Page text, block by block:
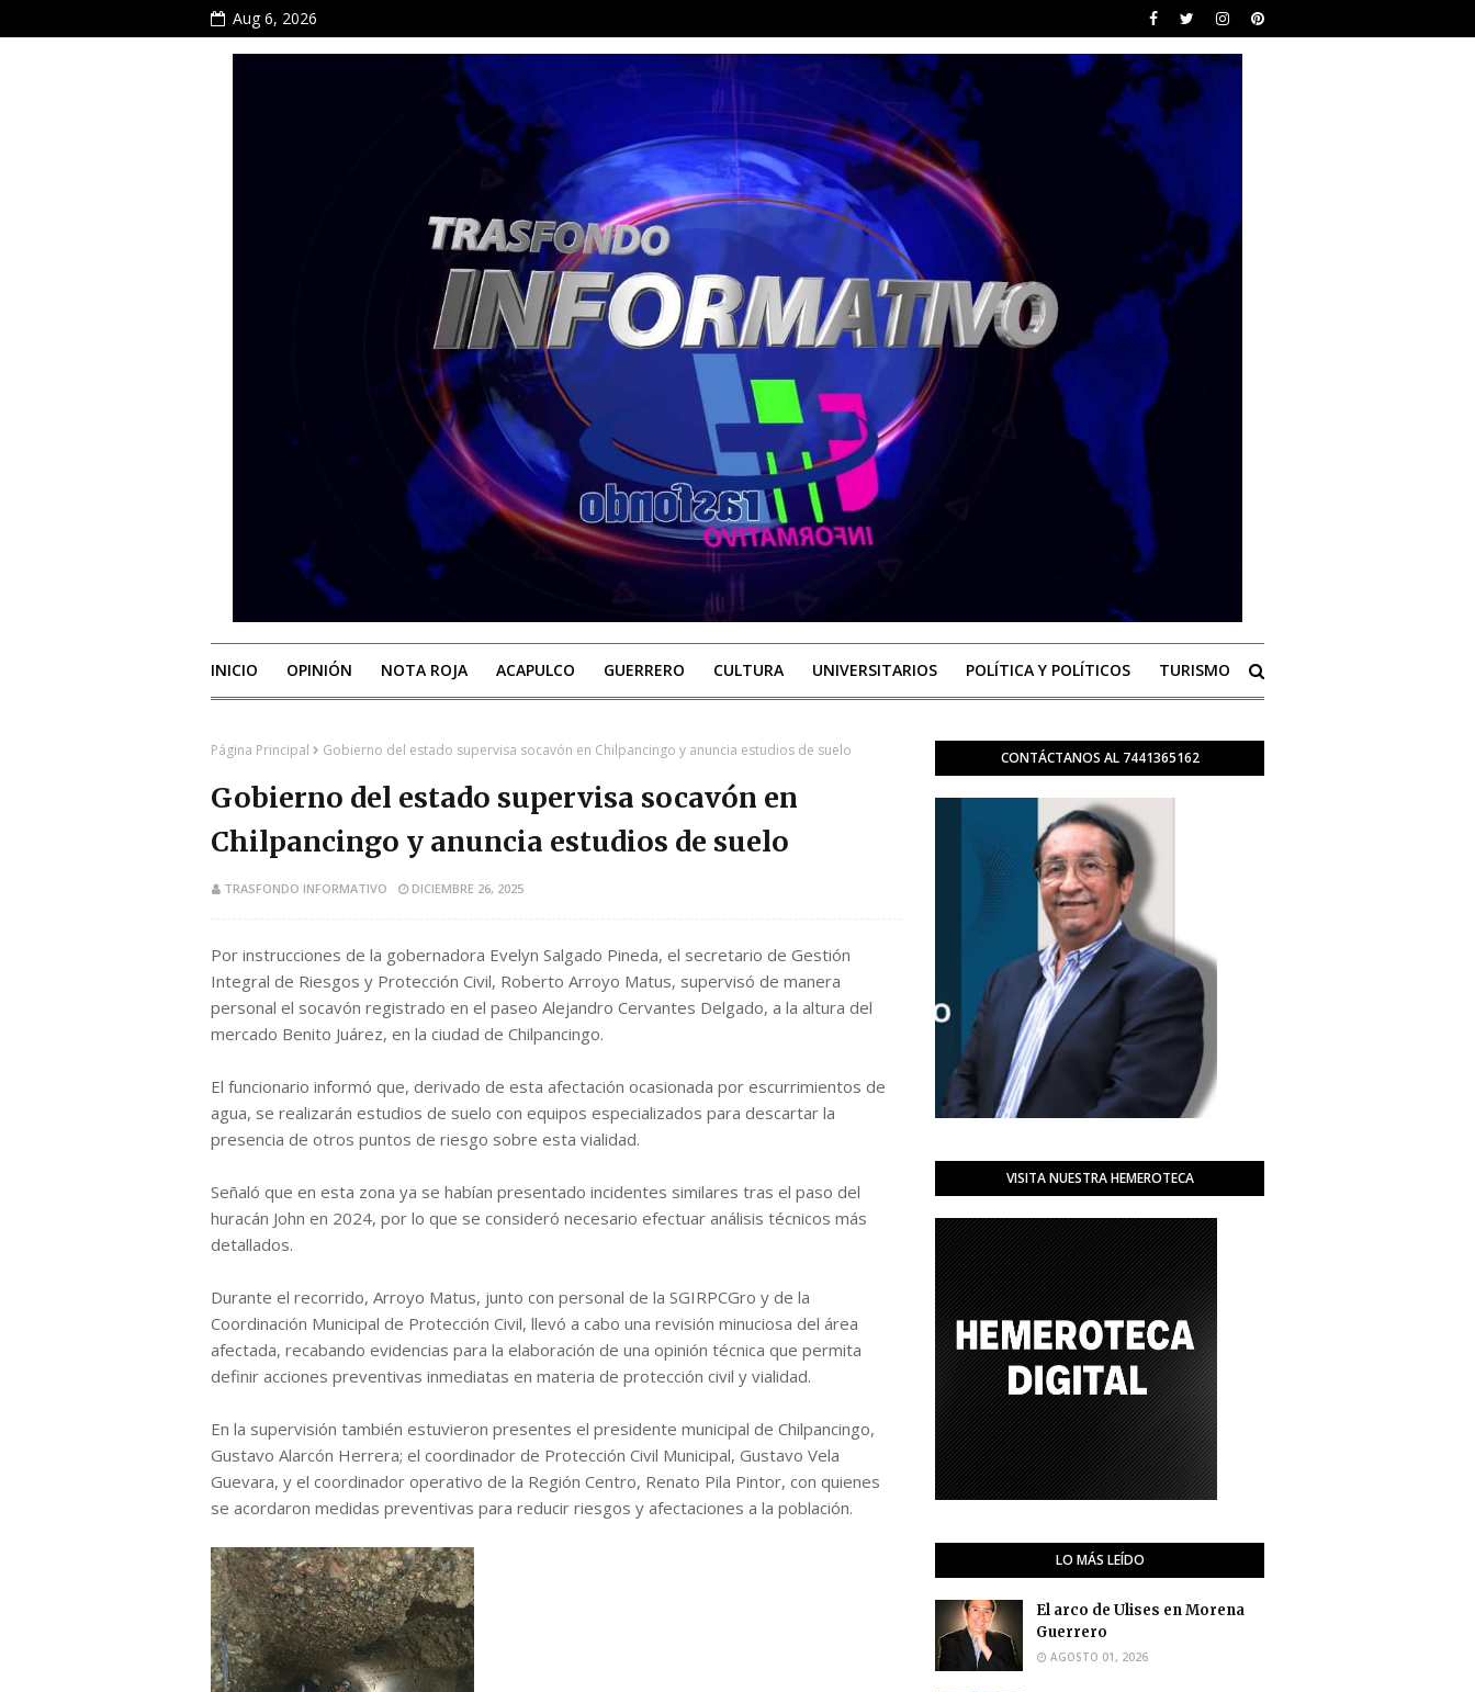
Aug 6, 2026
INICIO OPINIÓN NOTA ROJA ACAPULCO GUERRERO CULTURA UNIVERSITARIOS POLÍTICA Y POLÍTICOS TURISMO
Página Principal Gobierno del estado supervisa socavón en Chilpancingo y anuncia estudios de suelo
Gobierno del estado supervisa socavón en
Chilpancingo y anuncia estudios de suelo
TRASFONDO INFORMATIVO DICIEMBRE 26, 2025
Por instrucciones de la gobernadora Evelyn Salgado Pineda, el secretario de Gestión
Integral de Riesgos y Protección Civil, Roberto Arroyo Matus, supervisó de manera
personal el socavón registrado en el paseo Alejandro Cervantes Delgado, a la altura del
mercado Benito Juárez, en la ciudad de Chilpancingo.
El funcionario informó que, derivado de esta afectación ocasionada por escurrimientos de
agua, se realizarán estudios de suelo con equipos especializados para descartar la
presencia de otros puntos de riesgo sobre esta vialidad.
Señaló que en esta zona ya se habían presentado incidentes similares tras el paso del
huracán John en 2024, por lo que se consideró necesario efectuar análisis técnicos más
detallados.
Durante el recorrido, Arroyo Matus, junto con personal de la SGIRPCGro y de la
Coordinación Municipal de Protección Civil, llevó a cabo una revisión minuciosa del área
afectada, recabando evidencias para la elaboración de una opinión técnica que permita
definir acciones preventivas inmediatas en materia de protección civil y vialidad.
En la supervisión también estuvieron presentes el presidente municipal de Chilpancingo,
Gustavo Alarcón Herrera; el coordinador de Protección Civil Municipal, Gustavo Vela
Guevara, y el coordinador operativo de la Región Centro, Renato Pila Pintor, con quienes
se acordaron medidas preventivas para reducir riesgos y afectaciones a la población.
CONTÁCTANOS AL 7441365162
VISITA NUESTRA HEMEROTECA
LO MÁS LEÍDO
El arco de Ulises en Morena
Guerrero
AGOSTO 01, 2026